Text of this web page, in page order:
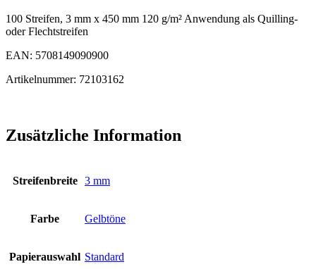
100 Streifen, 3 mm x 450 mm 120 g/m² Anwendung als Quilling-
oder Flechtstreifen
EAN: 5708149090900
Artikelnummer: 72103162
Zusätzliche Information
Streifenbreite 3 mm
Farbe Gelbtöne
Papierauswahl Standard